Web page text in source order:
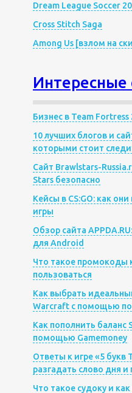
Dream League Soccer
Cross Stitch Saga
Among Us [взлом на
Интересные
Бизнес в Team
10 лучших блогов и
которыми стоит
Сайт Brawlstars-
Stars безопасно
Кейсы в CS:GO: как
игры
Обзор сайта
для Android
Что такое промокоды
пользоваться
Как выбрать
Warcraft с помощью
Как пополнить баланс
помощью Gamemoney
Ответы к игре «5 букв
разгадать слово дня
Что такое судоку и